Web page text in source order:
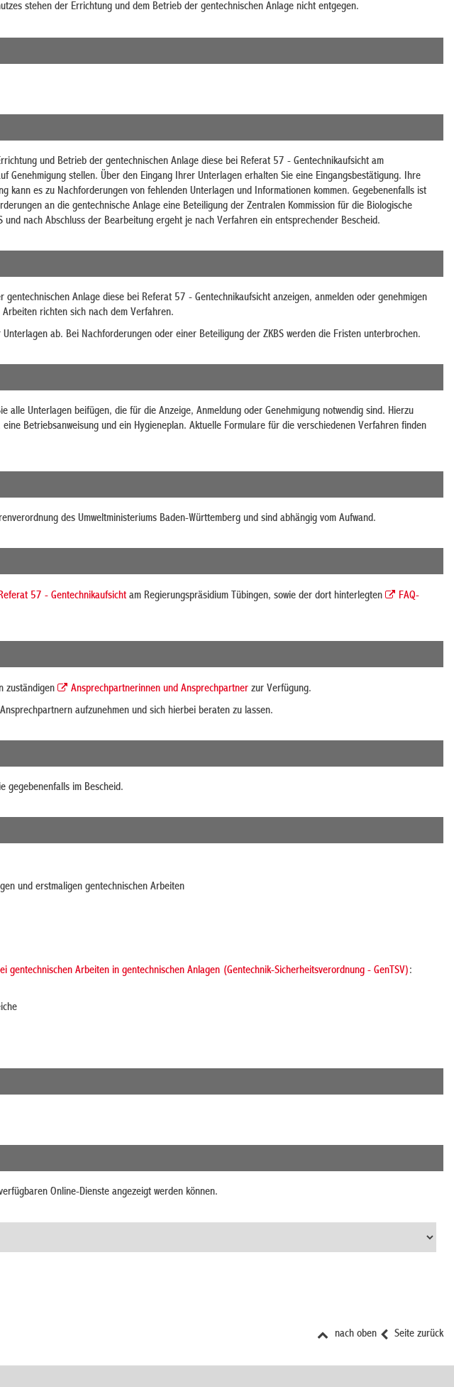
stehen der Errichtung und dem Betrieb der gentechnischen Anlage nicht entgegen.
und Betrieb der gentechnischen Anlage diese bei Referat 57 - Gentechnikaufsicht am
Genehmigung stellen. Über den Eingang Ihrer Unterlagen erhalten Sie eine Eingangsbestätigung. Ihre
kann es zu Nachforderungen von fehlenden Unterlagen und Informationen kommen. Gegebenenfalls ist
an die gentechnische Anlage eine Beteiligung der Zentralen Kommission für die Biologische
nach Abschluss der Bearbeitung ergeht je nach Verfahren ein entsprechender Bescheid.
Anlage diese bei Referat 57 - Gentechnikaufsicht anzeigen, anmelden oder genehmigen
richten sich nach dem Verfahren.
ab. Bei Nachforderungen oder einer Beteiligung der ZKBS werden die Fristen unterbrochen.
alle Unterlagen beifügen, die für die Anzeige, Anmeldung oder Genehmigung notwendig sind. Hierzu
Betriebsanweisung und ein Hygieneplan. Aktuelle Formulare für die verschiedenen Verfahren finden
des Umweltministeriums Baden-Württemberg und sind abhängig vom Aufwand.
57 - Gentechnikaufsichtam Regierungspräsidium Tübingen, sowie der dort hinterlegten
FAQ-
zuständigen Ansprechpartnerinnen und Ansprechpartnerzur Verfügung.
aufzunehmen und sich hierbei beraten zu lassen.
gegebenenfalls im Bescheid.
und erstmaligen gentechnischen Arbeiten
Arbeiten in gentechnischen Anlagen (Gentechnik-Sicherheitsverordnung - GenTSV):
Online-Dienste angezeigt werden können.
Seite zurück
nach oben